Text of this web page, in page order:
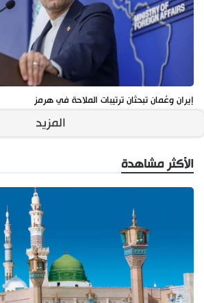
إيران وعُمان تبحثان ترتيبات الملاحة في هرمز
المزيد
الأكثر مشاهدة